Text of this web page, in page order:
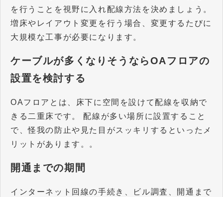
を行うことを視野に入れ配線方法を決めましょう。
増床やレイアウト変更を行う場合、変更するたびに
大規模な工事が必要になります。
ケーブルが多くなりそうならOAフロアの
設置を検討する
OAフロアとは、床下に空間を設けて配線を収納で
きる二重床です。 配線が多い場所に設置すること
で、怪我の防止や見た目がスッキリするといったメ
リットがあります。。
開通までの期間
インターネット回線の手続き、ビル調査、開通まで